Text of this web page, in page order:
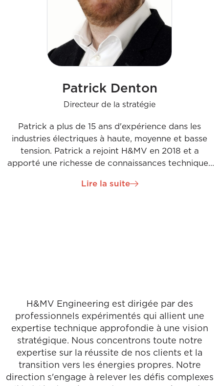
Patrick Denton
Directeur de la stratégie
Patrick a plus de 15 ans d'expérience dans les
industries électriques à haute, moyenne et basse
tension. Patrick a rejoint H&MV en 2018 et a
apporté une richesse de connaissances techniques
réussie de projets du début à la fin. Patrick a été
Lire la suite
H&MV Engineering est dirigée par des
professionnels expérimentés qui allient une
expertise technique approfondie à une vision
stratégique. Nous concentrons toute notre
expertise sur la réussite de nos clients et la
transition vers les énergies propres. Notre
direction s'engage à relever les défis complexes